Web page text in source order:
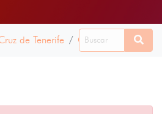
de Tenerife Candelaria 03